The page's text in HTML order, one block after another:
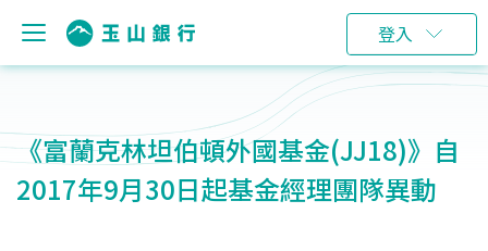
登入
《富蘭克林坦伯頓外國基金(JJ18)》自
2017年9月30日起基金經理團隊異動